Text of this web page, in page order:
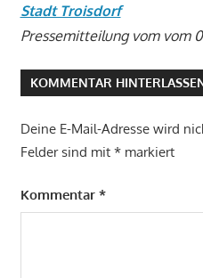
Stadt Troisdorf
Pressemitteilung vom vom
KOMMENTAR
Deine E-Mail-Adresse wird
Felder sind mit *markiert
Kommentar *